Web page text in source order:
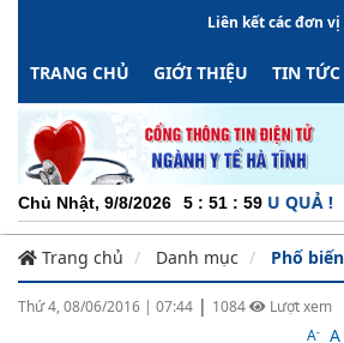
Liên kết các đơn
TRANG CHỦ GIỚI THIỆU TIN
Chủ Nhật, 9/8/2026 5 : 52 : 00
ĐỘNG - MINH BẠCH - HIỆU QUẢ !
Trang chủ Danh mục Phố
Thứ 4, 08/06/2016 | 07:44 | 1084
Lượt xem
A- A